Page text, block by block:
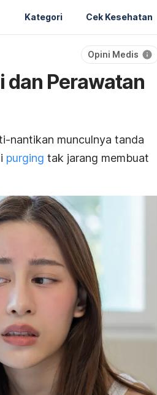
Kategori Cek Kesehatan
Opini Medis
dan Perawatan
nantikan munculnya tanda
purging tak jarang membuat